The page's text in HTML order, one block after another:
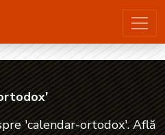
kanald2.ro
'calendar-ortodox'. Află